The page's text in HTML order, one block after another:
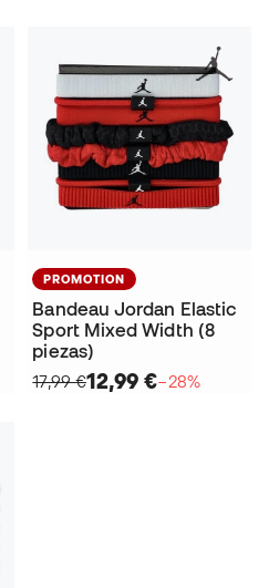
PROMOTION
Bandeau Jordan Elastic
Sport Mixed Width (8
piezas)
17,99 €12,99 €−28%